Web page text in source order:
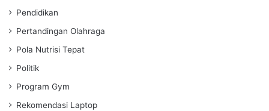
Pendidikan
Pertandingan Olahraga
Pola Nutrisi Tepat
Politik
Program Gym
Rekomendasi Laptop